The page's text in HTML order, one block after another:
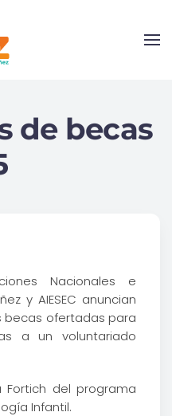
de becas
Nacionales e
y AIESEC anuncian
becas ofertadas para
a un voluntariado
Fortich del programa
Infantil.